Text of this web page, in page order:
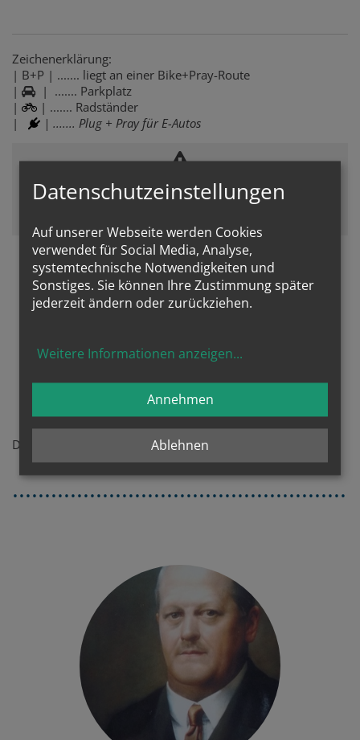
Zeichenerklärung:
| B+P | ....... liegt an einer Bike+Pray-Route
|
| ....... Parkplatz
|
| ....... Radständer
|
| ....... Plug + Pray für E-Autos
Zustimmung erforderlich!
und
Bilder vom Park+Pray-Day
Die gibt es hier ab und nach dem 22. Jänner ...
Datenschutzeinstellungen
Auf unserer Webseite werden Cookies
verwendet für Social Media, Analyse,
systemtechnische Notwendigkeiten und
Sonstiges. Sie können Ihre Zustimmung später
jederzeit ändern oder zurückziehen.
Weitere Informationen anzeigen...
Ablehnen
Annehmen